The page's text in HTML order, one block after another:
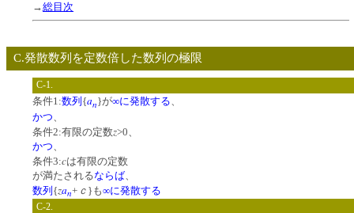
→総目次
C.発散数列を定数倍した数列の極限
C-1.
条件1:数列 {an}が∞に発散する
かつ
条件2:有限の定数z>0、
かつ
条件3:cは有限の定数
が満たされるならば
数列{zan+ ｃ }も∞に発散する
C-2.